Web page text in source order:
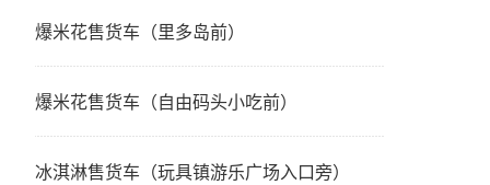
爆米花售货车（里多岛前）
爆米花售货车（自由码头小吃前）
冰淇淋售货车（玩具镇游乐广场入口旁）